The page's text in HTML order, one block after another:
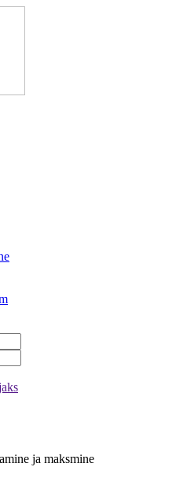
ja maksmine